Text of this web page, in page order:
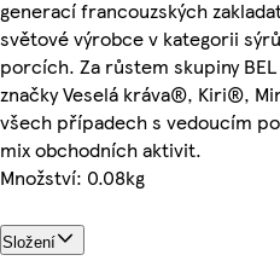
generací francouzských
světové výrobce v kategorii
porcích. Za růstem skupiny
značky Veselá kráva®, Kiri®,
všech případech s vedoucím
mix obchodních aktivit.
Množství: 0.08kg
Složení